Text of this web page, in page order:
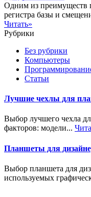
Одним из преимуществ
регистра базы и
Читать»
Рубрики
Без рубрики
Компьютеры
Статьи
Лучшие чехлы для
Выбор лучшего чехла
факторов: модели...
Планшеты для
Выбор планшета для
используемых